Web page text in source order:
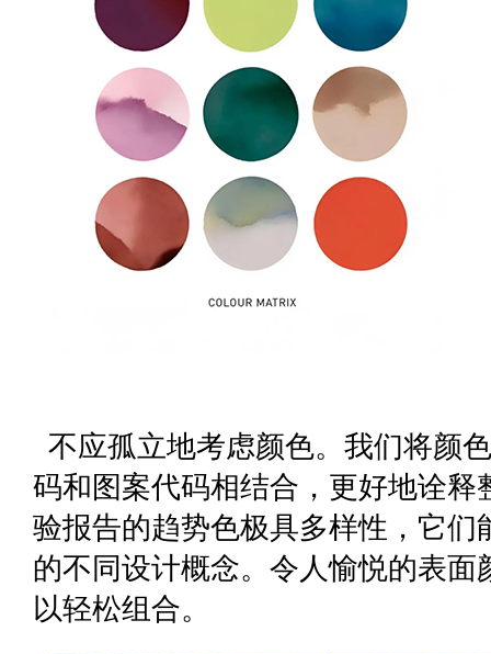
不应孤立地考虑颜色。我们将颜
码和图案代码相结合，更好地诠
验报告的趋势色极具多样性，它
的不同设计概念。令人愉悦的表
以轻松组合。